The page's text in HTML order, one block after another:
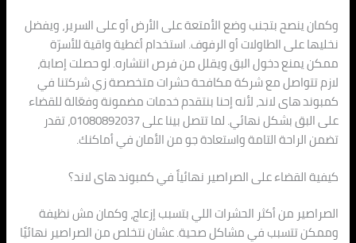
وكمان ينصح بتجنب وضع الأمتعة على الأرض أو على السرير، ويفضل
نخليها على الطاولات أو الرفوف. استخدام أغطية واقية للأسرّة
ممكن يمنع دخول البق ويقلل من فرص انتشاره. لو حصلت إصابة،
لازم تتواصل مع شركة مكافحة حشرات متخصصة زي شركتنا في
كمبوند هاى لاند، لأنه إحنا بنتقدم خدمات مضمونة وفعّالة للقضاء
على البق بشكل نهائي. لما تتصل بينا على 01080892037، تقدر
تضمن الراحة التامة واستعادة جو من الأمان في أماكنك.
كيفية القضاء على الصراصير نهائياً في كمبوند هاى لاند؟
الصراصير من أكثر الحشرات اللي بتسبب إزعاج، وكمان مش نظيفة
وممكن تتسبب في مشاكل صحية. عشان نتخلص من الصراصير نهائيًا